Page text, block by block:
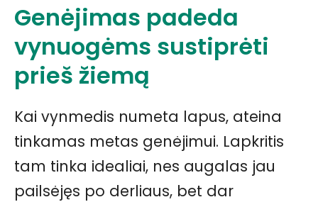
Genėjimas padeda
vynuogėms sustiprėti
prieš žiemą
Kai vynmedis numeta lapus, ateina
tinkamas metas genėjimui. Lapkritis
tam tinka idealiai, nes augalas jau
pailsėjęs po derliaus, bet dar